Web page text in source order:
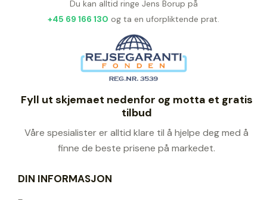
Du kan alltid ringe Jens Borup på
+45 69 166 130 og ta en uforpliktende prat.
Fyll ut skjemaet nedenfor og motta et gratis
tilbud
Våre spesialister er alltid klare til å hjelpe deg med å
finne de beste prisene på markedet.
DIN INFORMASJON